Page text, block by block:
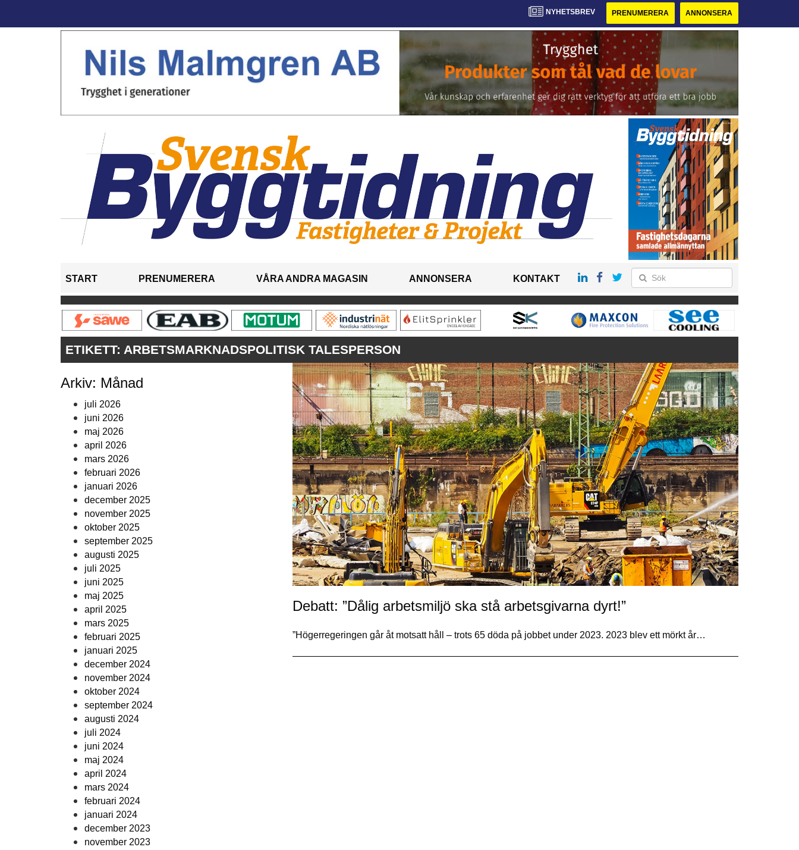
NYHETSBREV PRENUMERERA ANNONSERA
START PRENUMERERA VÅRA ANDRA MAGASIN ANNONSERA KONTAKT
ETIKETT: ARBETSMARKNADSPOLITISK TALESPERSON
Arkiv: Månad
juli 2026
juni 2026
maj 2026
april 2026
mars 2026
februari 2026
januari 2026
december 2025
november 2025
oktober 2025
september 2025
augusti 2025
juli 2025
juni 2025
maj 2025
april 2025
mars 2025
februari 2025
januari 2025
december 2024
november 2024
oktober 2024
september 2024
augusti 2024
juli 2024
juni 2024
maj 2024
april 2024
mars 2024
februari 2024
januari 2024
december 2023
november 2023
Debatt: ”Dålig arbetsmiljö ska stå arbetsgivarna dyrt!”
”Högerregeringen går åt motsatt håll – trots 65 döda på jobbet under 2023. 2023 blev ett mörkt år…